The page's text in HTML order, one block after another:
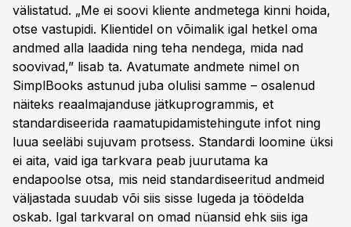
välistatud. „Me ei soovi kliente andmetega kinni hoida,
otse vastupidi. Klientidel on võimalik igal hetkel oma
andmed alla laadida ning teha nendega, mida nad
soovivad,” lisab ta. Avatumate andmete nimel on
SimplBooks astunud juba olulisi samme – osalenud
näiteks reaalmajanduse jätkuprogrammis, et
standardiseerida raamatupidamistehingute infot ning
luua seeläbi sujuvam protsess. Standardi loomine üksi
ei aita, vaid iga tarkvara peab juurutama ka
endapoolse otsa, mis neid standardiseeritud andmeid
väljastada suudab või siis sisse lugeda ja töödelda
oskab. Igal tarkvaral on omad nüansid ehk siis iga